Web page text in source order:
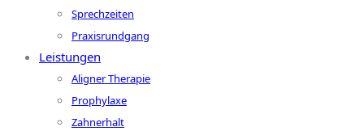
Sprechzeiten
Praxisrundgang
Leistungen
Aligner Therapie
Prophylaxe
Zahnerhalt